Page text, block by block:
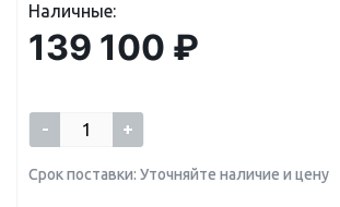
Наличные:
139 100 ₽
- +
Срок поставки: Уточняйте наличие и цену